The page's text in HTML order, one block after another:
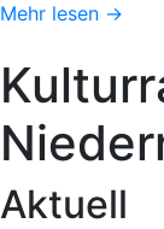
Mehr lesen →
Aktuell